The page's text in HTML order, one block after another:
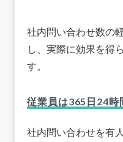
社内問い合わせ数の
し、実際に効果を得
す。
従業員は365日24時
社内問い合わせを有